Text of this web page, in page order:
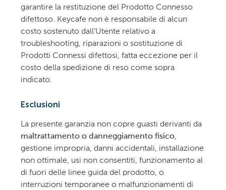
garantire la restituzione del Prodotto Connesso
difettoso. Keycafe non è responsabile di alcun
costo sostenuto dall’Utente relativo a
troubleshooting, riparazioni o sostituzione di
Prodotti Connessi difettosi, fatta eccezione per il
costo della spedizione di reso come sopra
indicato.
Esclusioni
La presente garanzia non copre guasti derivanti da
maltrattamento o danneggiamento fisico,
gestione impropria, danni accidentali, installazione
non ottimale, usi non consentiti, funzionamento al
di fuori delle linee guida del prodotto, o
interruzioni temporanee o malfunzionamenti di